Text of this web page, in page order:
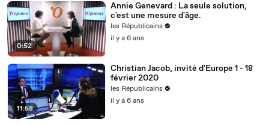
0:52
Annie Genevard : La seule solution,
c'est une mesure d'âge.
les Républicains
il y a 6 ans
11:58
Christian Jacob, invité d'Europe 1 - 18
février 2020
les Républicains
il y a 6 ans